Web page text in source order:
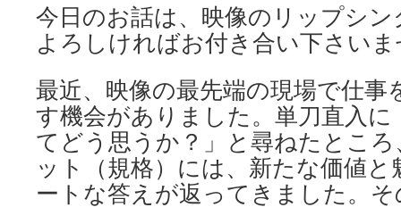
今日のお話は、映像のリップシ
よろしければお付き合い下さい
最近、映像の最先端の現場で仕事
す機会がありました。単刀直入
てどう思うか？」と尋ねたとこ
ット（規格）には、新たな価値
ートな答えが返ってきました。